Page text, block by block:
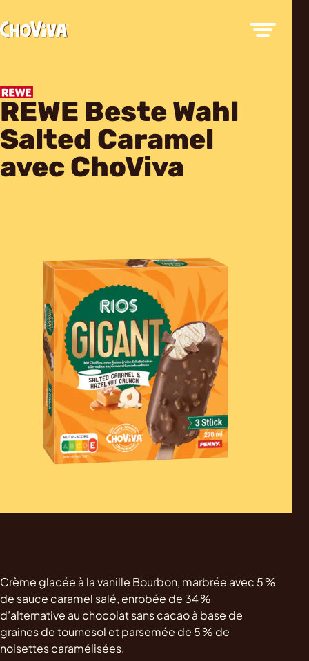
REWE Beste Wahl
Salted Caramel
avec ChoViva
Crème glacée à la vanille Bourbon, marbrée avec 5 %
de sauce caramel salé, enrobée de 34 %
d’alternative au chocolat sans cacao à base de
graines de tournesol et parsemée de 5 % de
noisettes caramélisées.